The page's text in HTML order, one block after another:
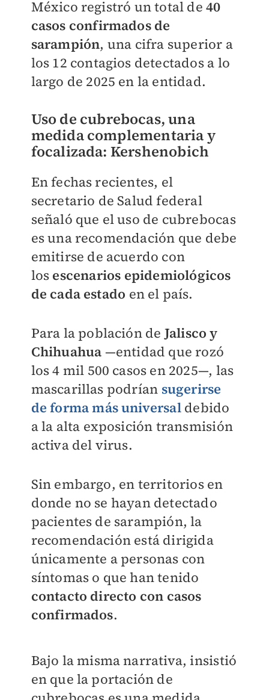
México registró un total de40
casos confirmados de
sarampión, una cifra superior a
los 12 contagios detectados a lo
largo de 2025 en la entidad.
Uso de cubrebocas, una
medida complementaria y
focalizada: Kershenobich
En fechas recientes, el
secretario de Salud federal
señaló que el uso de cubrebocas
es una recomendación que debe
emitirse de acuerdo con
los escenarios epidemiológicos
de cada estado en el país.
Para la población de Jalisco y
Chihuahua —entidad que rozó
los 4 mil 500 casos en 2025—, las
mascarillas podrían sugerirse
de forma más universaldebido
a la alta exposición transmisión
activa del virus.
Sin embargo, en territorios en
donde no se hayan detectado
pacientes de sarampión, la
recomendación está dirigida
únicamente a personas con
síntomas o que han tenido
contacto directo con casos
confirmados.
Bajo la misma narrativa, insistió
en que la portación de